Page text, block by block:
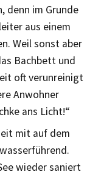
denn im Grunde
aus einem
Weil sonst aber
Bachbett und
oft verunreinigt
Anwohner
ans Licht!“
mit auf dem
wieder saniert